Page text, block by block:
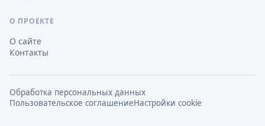
О ПРОЕКТЕ
О сайте
Контакты
Обработка персональных данных
Пользовательское соглашениеНастройки cookie